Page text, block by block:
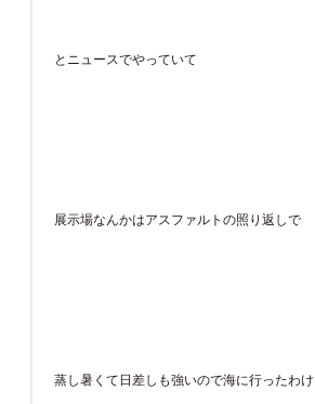
とニュースでやっていて
展示場なんかはアスファルトの照り返しで
蒸し暑くて日差しも強いので海に行ったわ